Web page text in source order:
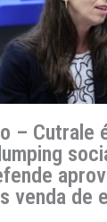
– Cutrale
venda de